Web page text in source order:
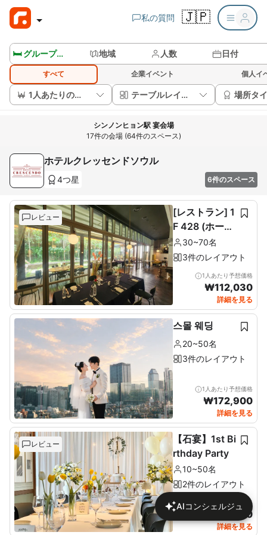
私の質問 🇯🇵
🛏️ グループルームを見る 地域 人数 日付
すべて 企業イベント 個人イ
1人あたりの価格 テーブルレイアウト 場所タ
シンノンヒョン駅 宴会場
17件の会場 (64件のスペース)
ホテルクレッセンドソウル
4つ星 6件のスペース
レビュー
[レストラン] 1
F 428 (ホール
60席+ルーム1
0席)
30~70名
3件のレイアウト
1人あたり予想価格
₩112,030
詳細を見る
스몰 웨딩
20~50名
3件のレイアウト
1人あたり予想価格
₩172,900
詳細を見る
レビュー
【石宴】1st Bi
rthday Party
10~50名
2件のレイアウト
1人あたり予想価格
137,680
詳細を見る
AIコンシェルジュ